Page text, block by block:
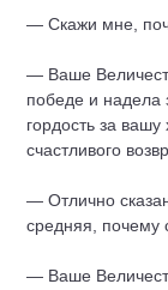
— Скажи мне,
— Ваше
победе и надела
гордость за
счастливого
— Отлично
средняя, почему
— Ваше